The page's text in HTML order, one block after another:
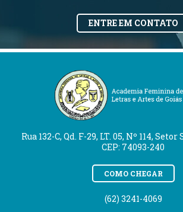
ENTRE EM CONTATO
Rua 132-C, Qd. F-29, LT. 05, Nº 114,
CEP: 74093-240
COMO CHEGAR
(62) 3241-4069